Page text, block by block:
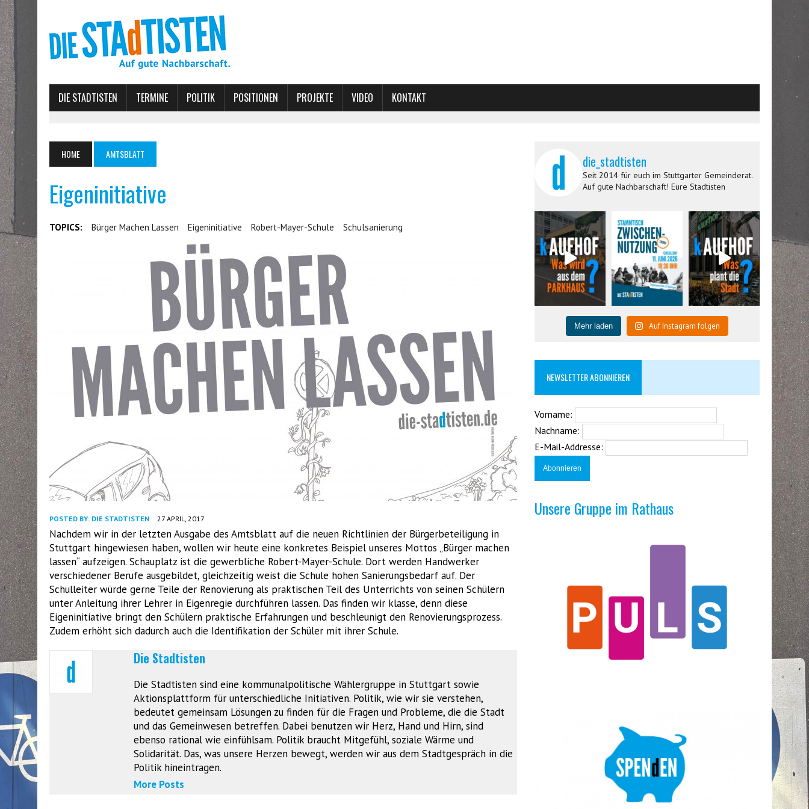
DIE STADTISTEN TERMINE POLITIK POSITIONEN PROJEKTE VIDEO KONTAKT
HOME AMTSBLATT
Eigeninitiative
TOPICS: Bürger Machen Lassen Eigeninitiative Robert-Mayer-Schule Schulsanierung
POSTED BY: DIE STADTISTEN 27 APRIL, 2017
Nachdem wir in der letzten Ausgabe des Amtsblatt auf die neuen Richtlinien der Bürgerbeteiligung in
Stuttgart hingewiesen haben, wollen wir heute eine konkretes Beispiel unseres Mottos „Bürger machen
lassen“ aufzeigen. Schauplatz ist die gewerbliche Robert-Mayer-Schule. Dort werden Handwerker
verschiedener Berufe ausgebildet, gleichzeitig weist die Schule hohen Sanierungsbedarf auf. Der
Schulleiter würde gerne Teile der Renovierung als praktischen Teil des Unterrichts von seinen Schülern
unter Anleitung ihrer Lehrer in Eigenregie durchführen lassen. Das finden wir klasse, denn diese
Eigeninitiative bringt den Schülern praktische Erfahrungen und beschleunigt den Renovierungsprozess.
Zudem erhöht sich dadurch auch die Identifikation der Schüler mit ihrer Schule.
Die Stadtisten
Die Stadtisten sind eine kommunalpolitische Wählergruppe in Stuttgart sowie
Aktionsplattform für unterschiedliche Initiativen. Politik, wie wir sie verstehen,
bedeutet gemeinsam Lösungen zu finden für die Fragen und Probleme, die die Stadt
und das Gemeinwesen betreffen. Dabei benutzen wir Herz, Hand und Hirn, sind
ebenso rational wie einfühlsam. Politik braucht Mitgefühl, soziale Wärme und
Solidarität. Das, was unsere Herzen bewegt, werden wir aus dem Stadtgespräch in die
Politik hineintragen.
More Posts
die_stadtisten
Seit 2014 für euch im Stuttgarter Gemeinderat.
Auf gute Nachbarschaft! Eure Stadtisten
Mehr laden Auf Instagram folgen
NEWSLETTER ABONNIEREN
Vorname:
Nachname:
E-Mail-Addresse:
Unsere Gruppe im Rathaus